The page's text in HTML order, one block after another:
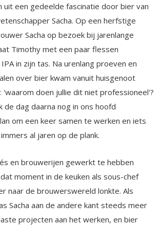
uit een gedeelde fascinatie door bier van
Sacha. Op een herfstige
Sacha op bezoek bij jarenlange
Timothy met een paar flessen
in zijn tas. Na urenlang proeven en
over bier kwam vanuit huisgenoot
'waarom doen jullie dit niet professioneel'?
de dag daarna nog in ons hoofd
om een keer samen te werken en iets
al jaren op de plank.
en brouwerijen gewerkt te hebben
moment in de keuken als sous-chef
naar de brouwerswereld lonkte. Als
Sacha aan de andere kant steeds meer
projecten aan het werken, en bier